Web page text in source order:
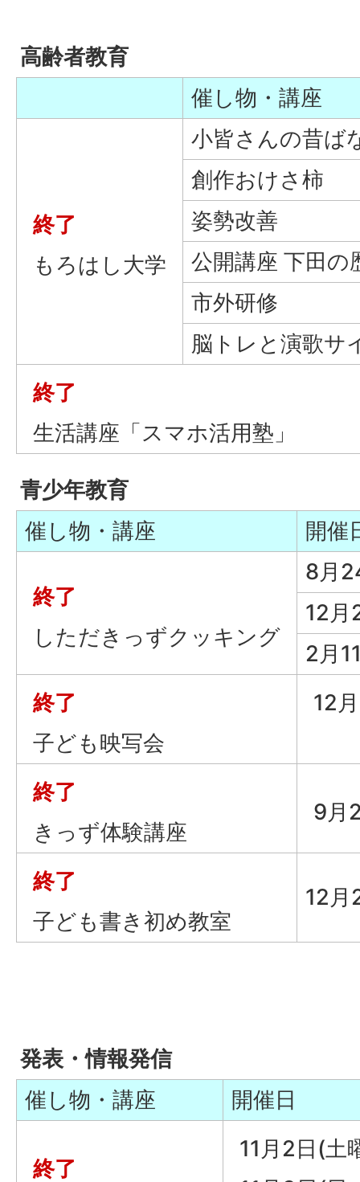
高齢者教育
催し物・講座
終了
もろはし大学
小皆さんの昔ば
創作おけさ柿
姿勢改善
公開講座 下田の
市外研修
脳トレと演歌サ
終了
生活講座「スマホ活用塾」
青少年教育
催し物・講座
開催
終了
しただきっずクッキング
8月
12月
2月
終了
子ども映写会
12
終了
きっず体験講座
9月
終了
子ども書き初め教室
12月
発表・情報発信
催し物・講座
開催日
終了
11月2日(土